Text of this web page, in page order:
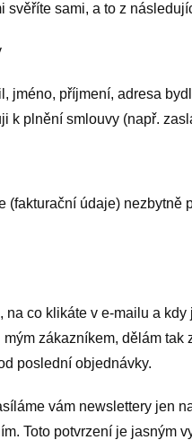
svěříte sami, a to z
jméno, příjmení, adresa
k plnění smlouvy (např.
údaje)
co klikáte v e-mailu a
zákazníkem, dělám
poslední objednávky.
vám newslettery jen
Toto potvrzení je jasným